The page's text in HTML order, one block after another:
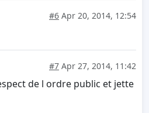
#6 Apr 20, 2014, 12:54
#7 Apr 27, 2014, 11:42
de l ordre public et jette